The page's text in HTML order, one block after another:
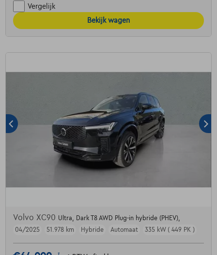
Vergelijk
Bekijk wagen
Volvo XC90 Ultra, Dark T8 AWD Plug-in hybride (PHEV),
04/2025
51.978 km Hybride Automaat 335 kW ( 449 PK )